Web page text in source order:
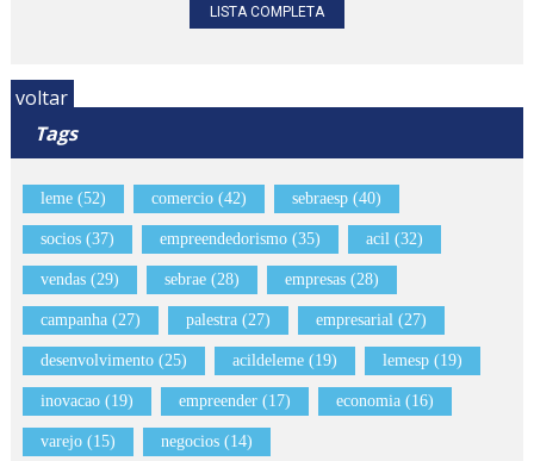
LISTA COMPLETA
voltar
Tags
leme (52) comercio (42) sebraesp (40)
socios (37) empreendedorismo (35) acil (32)
vendas (29) sebrae (28) empresas (28)
campanha (27) palestra (27) empresarial (27)
desenvolvimento (25) acildeleme (19) lemesp (19)
inovacao (19) empreender (17) economia (16)
varejo (15) negocios (14)